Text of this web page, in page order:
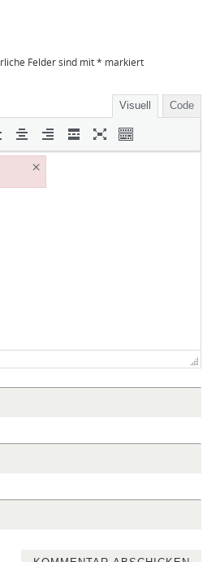
Felder sind mit* markiert
Visuell Code
×